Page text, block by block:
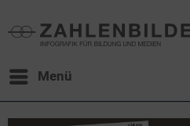
Menü